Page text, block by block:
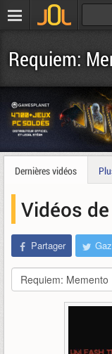
Requiem:
Dernières vidéos
Vidéos
Partager
Requiem: Memento Mori